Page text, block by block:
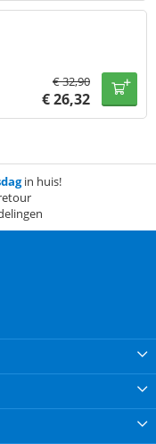
€32,90
€26,32
in huis!